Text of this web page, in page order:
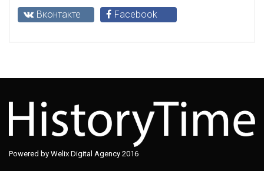
Вконтакте Facebook
Powered by Welix Digital Agency 2016